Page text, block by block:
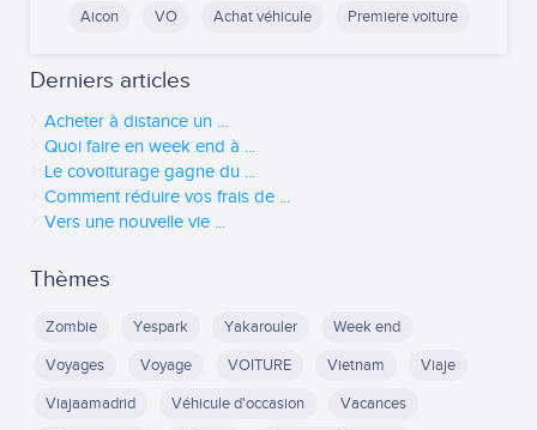
Aicon
VO Achat véhicule Premiere voiture
Derniers articles
Acheter à distance un ...
Quoi faire en week end à ...
Le covoiturage gagne du ...
Comment réduire vos frais de ...
Vers une nouvelle vie ...
Thèmes
Zombie Yespark Yakarouler
Week end
Voyages
Voyage VOITURE Vietnam
Viaje
Viajaamadrid
Véhicule d'occasion
Vacances